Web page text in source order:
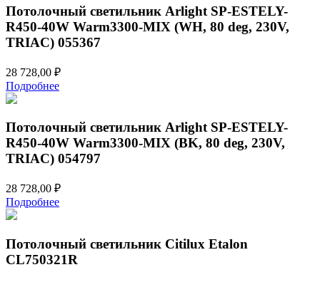
780,00 ₽.
Потолочный светильник Arlight SP-ESTELY-
R450-40W Warm3300-MIX (WH, 80 deg, 230V,
TRIAC) 055367
28 728,00 ₽
Подробнее
Потолочный светильник Arlight SP-ESTELY-
R450-40W Warm3300-MIX (BK, 80 deg, 230V,
TRIAC) 054797
28 728,00 ₽
Подробнее
Потолочный светильник Citilux Etalon
CL750321R